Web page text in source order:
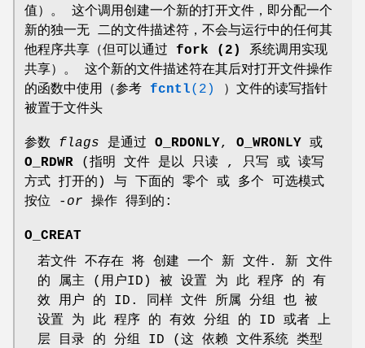
值）。 这个调用创建一个新的打开文件，即分配一个
新的独一无 二的文件描述符，不会与运行中的任何其
他程序共享（但可以通过 fork (2)
系统调用实现
共享）。 这个新的文件描述符在其后对打开文件操作
的函数中使用（参考 fcntl(2)
）文件的读写指针
被置于文件头
参数 flags 是通过 O_RDONLY, O_WRONLY 或
O_RDWR (指明 文件 是以 只读 , 只写 或 读写
方式 打开的) 与 下面的 零个 或 多个 可选模式
按位 - or 操作 得到的:
O_CREAT
若文件 不存在 将 创建 一个 新 文件. 新 文件
的 属主 (用户ID) 被 设置 为 此 程序 的 有
效 用户 的 ID. 同样 文件 所属 分组 也 被
设置 为 此 程序 的 有效 分组 的 ID 或者 上
层 目录 的 分组 ID (这 依赖 文件系统 类型